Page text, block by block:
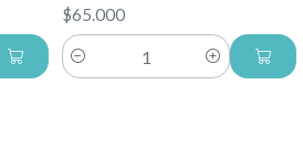
$65.000
Cantidad